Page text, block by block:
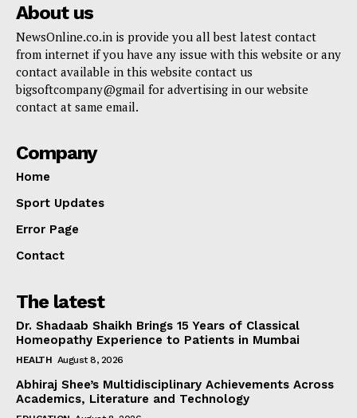
About us
NewsOnline.co.in is provide you all best latest contact
from internet if you have any issue with this website or any
contact available in this website contact us
bigsoftcompany@gmail for advertising in our website
contact at same email.
Company
Home
Sport Updates
Error Page
Contact
The latest
Dr. Shadaab Shaikh Brings 15 Years of Classical
Homeopathy Experience to Patients in Mumbai
HEALTH August 8, 2026
Abhiraj Shee’s Multidisciplinary Achievements Across
Academics, Literature and Technology